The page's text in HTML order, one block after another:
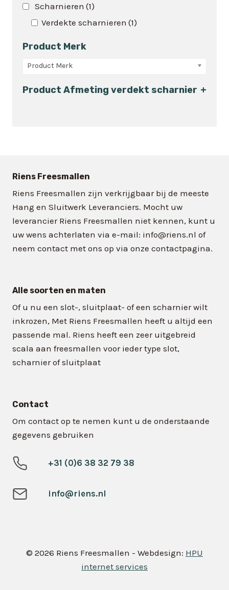
optie
worden
productpagina
Scharnieren (1)
Verdekte scharnieren (1)
Product Merk
Product Merk
Product Afmeting verdekt scharnier +
Riens Freesmallen
Riens Freesmallen zijn verkrijgbaar bij de meeste
Hang en Sluitwerk Leveranciers. Mocht uw
leverancier Riens Freesmallen niet kennen, kunt u
uw wens achterlaten via e-mail: info@riens.nl of
neem contact met ons op via onze contactpagina.
Alle soorten en maten
Of u nu een slot-, sluitplaat- of een scharnier wilt
inkrozen, Met Riens Freesmallen heeft u altijd een
passende mal. Riens heeft een zeer uitgebreid
scala aan freesmallen voor ieder type slot,
scharnier of sluitplaat
Contact
Om contact op te nemen kunt u de onderstaande
gegevens gebruiken
+31 (0)6 38 32 79 38
info@riens.nl
© 2026 Riens Freesmallen - Webdesign: HPU
internet services